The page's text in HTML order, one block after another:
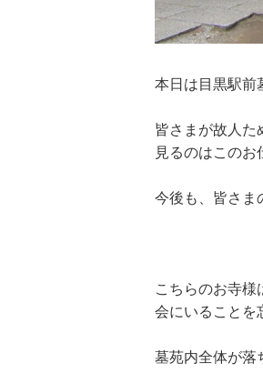
本日は目黒駅前
皆さまが故人た
見るのはこのお
今後も、皆さま
こちらのお寺様
会にいることを
墓苑内全体が落